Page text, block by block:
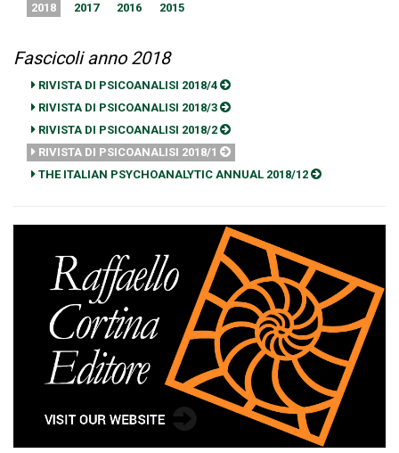
2018
2017 2016 2015
Fascicoli anno 2018
RIVISTA DI PSICOANALISI 2018/4
RIVISTA DI PSICOANALISI 2018/3
RIVISTA DI PSICOANALISI 2018/2
RIVISTA DI PSICOANALISI 2018/1
THE ITALIAN PSYCHOANALYTIC ANNUAL 2018/12